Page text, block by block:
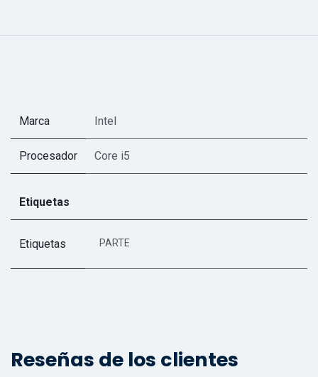
Marca Intel
Procesador Core i5
Etiquetas
Etiquetas PARTE
Reseñas de los clientes